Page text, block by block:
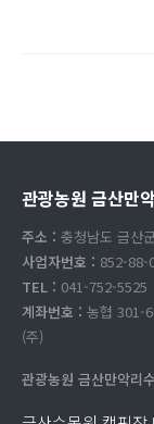
관광농원 금산만
주소 : 충청남도 금산
사업자번호 : 852-88-
TEL : 041-752-5525
계좌번호 : 농협 301-
(주)
관광농원 금산만악리